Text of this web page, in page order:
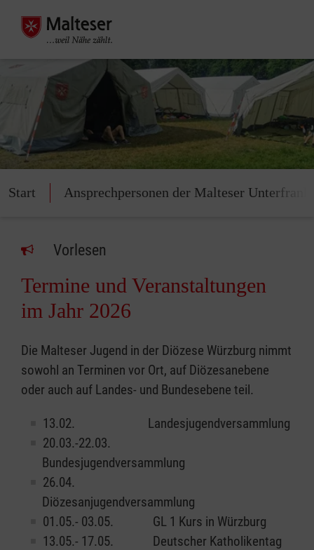
Start Ansprechpersonen der Malteser
Vorlesen
Termine und Veranstaltungen
im Jahr 2026
Die Malteser Jugend in der Diözese Würzburg nimmt
sowohl an Terminen vor Ort, auf Diözesanebene
oder auch auf Landes- und Bundesebene teil.
13.02. Landesjugendversammlung
20.03.-22.03.
Bundesjugendversammlung
26.04.
Diözesanjugendversammlung
01.05.- 03.05. GL 1 Kurs in Würzburg
13.05.- 17.05. Deutscher Katholikentag